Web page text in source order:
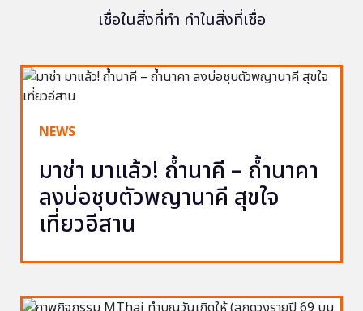
เชื่อในสิ่งที่ทำ ทำในสิ่งที่เชื่อ
NEWS
มาช่า มาแล้ว! ถ้ำนาคี – ถ้ำนาคา
ลงบ่อชุบตัวพญานาคี สุขใจ
เที่ยวอีสาน